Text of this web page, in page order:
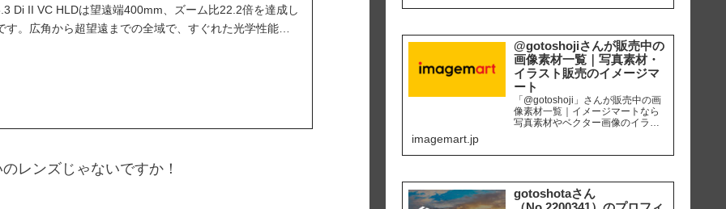
Di II VC HLDは望遠端400mm、ズーム比22.2倍を達成し
。広角から超望遠までの全域で、すぐれた光学性能を
レンズじゃないですか！
@gotoshojiさんが販売中の
画像素材一覧｜写真素材・
イラスト販売のイメージマ
ート
「@gotoshoji」さんが販売中の画
像素材一覧｜イメージマートなら
写真素材やベクター画像のイラス
購入可能です。個人、商用を問わ
イヤリティフリー画像を、広報、
販促、社内資料作り、サイト運営
等にご活用ください。
imagemart.jp
gotoshotaさん